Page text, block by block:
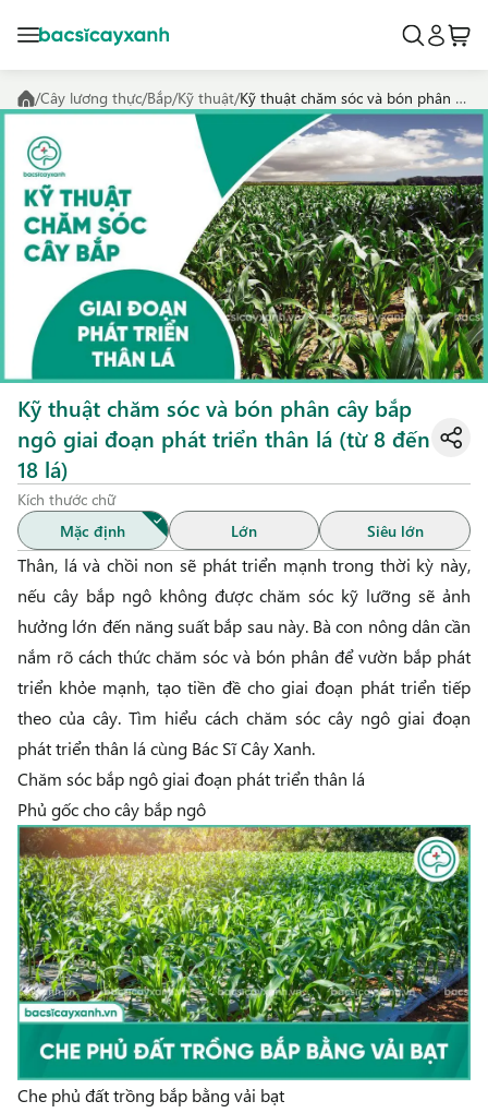
/Cây lương thực/Bắp/Kỹ thuật/ Kỹ thuật chăm sóc và bón phân cây bắp ngô giai đoạn phát triển thân lá (từ 8 đến 18 lá)
Kỹ thuật chăm sóc và bón phân cây bắp
ngô giai đoạn phát triển thân lá (từ 8 đến
18 lá)
Kích thước chữ
Mặc định
Lớn Siêu lớn
Thân, lá và chồi non sẽ phát triển mạnh trong thời kỳ này,
nếu cây bắp ngô không được chăm sóc kỹ lưỡng sẽ ảnh
hưởng lớn đến năng suất bắp sau này. Bà con nông dân cần
nắm rõ cách thức chăm sóc và bón phân để vườn bắp phát
triển khỏe mạnh, tạo tiền đề cho giai đoạn phát triển tiếp
theo của cây. Tìm hiểu cách chăm sóc cây ngô giai đoạn
phát triển thân lá cùng Bác Sĩ Cây Xanh.
Chăm sóc bắp ngô giai đoạn phát triển thân lá
Phủ gốc cho cây bắp ngô
Che phủ đất trồng bắp bằng vải bạt